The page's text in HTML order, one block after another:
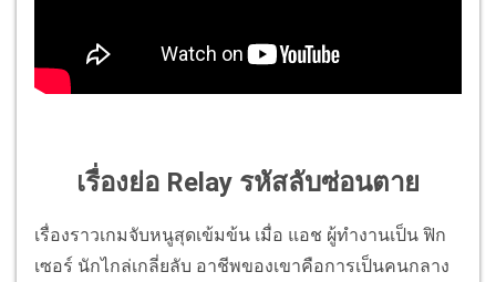
เรื่องย่อ Relay รหัสลับซ่อนตาย
เรื่องราวเกมจับหนูสุดเข้มข้น เมื่อ แอช ผู้ทำงานเป็น ฟิก
เซอร์ นักไกล่เกลี่ยลับ อาชีพของเขาคือการเป็นคนกลาง